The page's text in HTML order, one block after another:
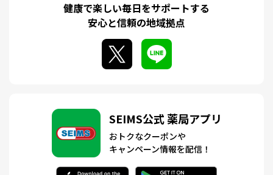
健康で楽しい毎日をサポートする
安心と信頼の地域拠点
SEIMS公式 薬局アプリ
おトクなクーポンや
キャンペーン情報を配信！